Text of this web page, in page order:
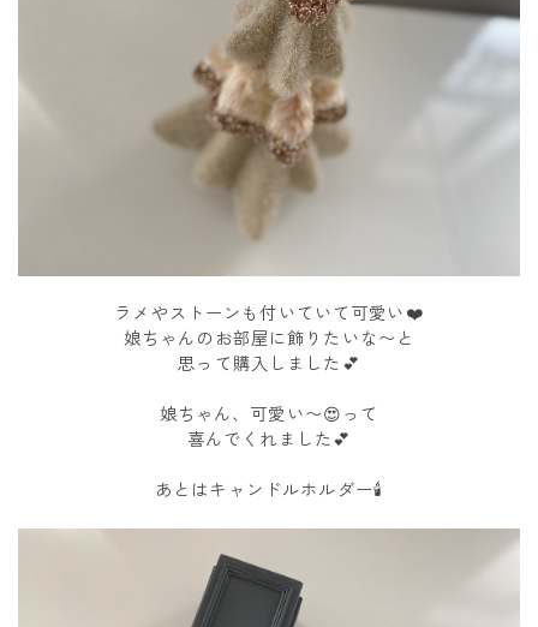
ラメやストーンも付いていて可愛い❤️
娘ちゃんのお部屋に飾りたいな〜と
思って購入しました💕
娘ちゃん、可愛い〜😍って
喜んでくれました💕
あとはキャンドルホルダー🕯